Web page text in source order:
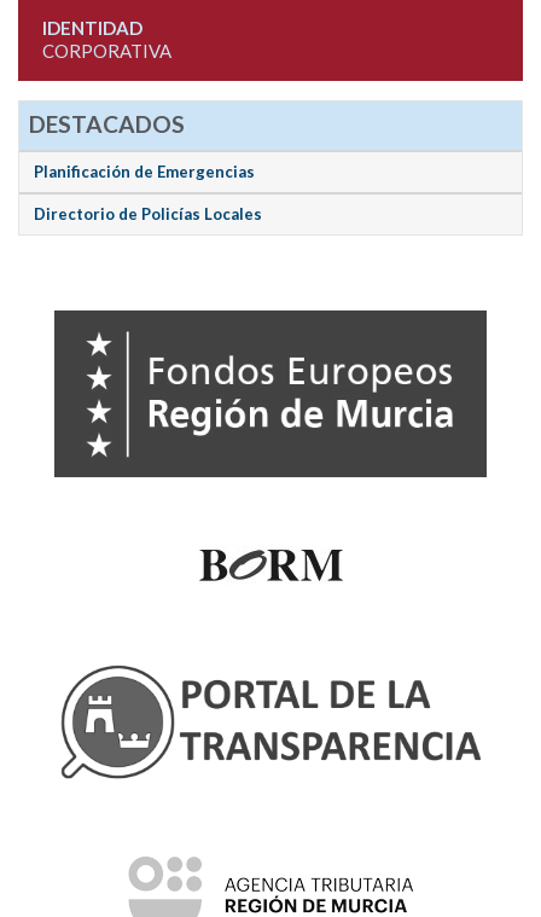
IDENTIDAD
CORPORATIVA
DESTACADOS
Planificación de Emergencias
Directorio de Policías Locales